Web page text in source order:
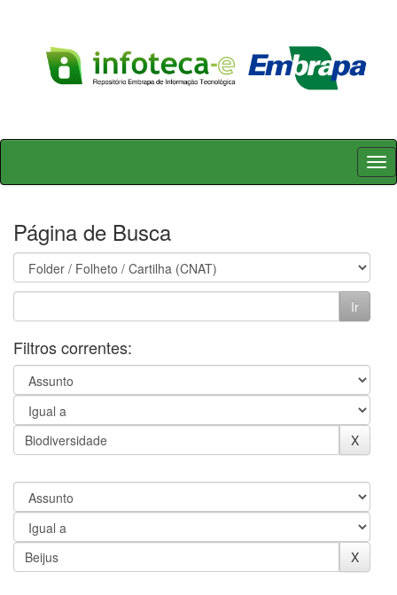
Skip
Página de Busca
Filtros correntes: